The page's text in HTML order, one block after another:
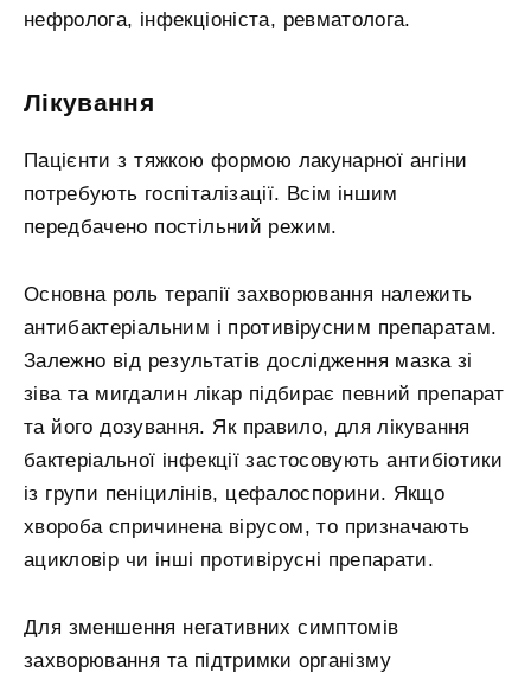
нефролога, інфекціоніста, ревматолога.
Лікування
Пацієнти з тяжкою формою лакунарної ангіни
потребують госпіталізації. Всім іншим
передбачено постільний режим.
Основна роль терапії захворювання належить
антибактеріальним і противірусним препаратам.
Залежно від результатів дослідження мазка зі
зіва та мигдалин лікар підбирає певний препарат
та його дозування. Як правило, для лікування
бактеріальної інфекції застосовують антибіотики
із групи пеніцилінів, цефалоспорини. Якщо
хвороба спричинена вірусом, то призначають
ацикловір чи інші противірусні препарати.
Для зменшення негативних симптомів
захворювання та підтримки організму